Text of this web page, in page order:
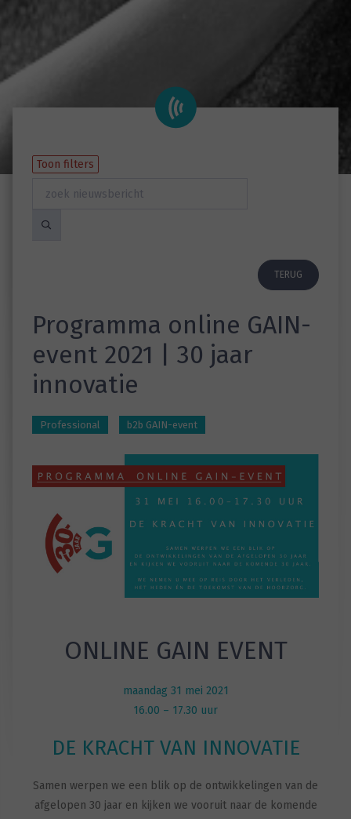
Toon filters
TERUG
Programma online GAIN-
event 2021 | 30 jaar
innovatie
Professional b2b GAIN-event
ONLINE GAIN EVENT
maandag 31 mei 2021
16.00 – 17.30 uur
DE KRACHT VAN INNOVATIE
Samen werpen we een blik op de ontwikkelingen van de
afgelopen 30 jaar en kijken we vooruit naar de komende